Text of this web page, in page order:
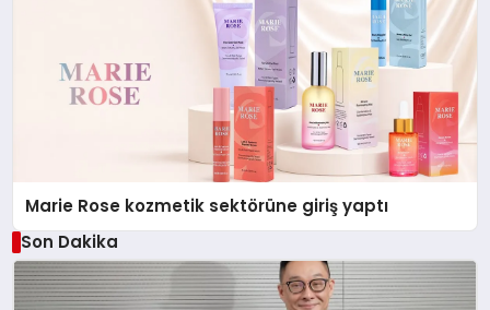
Marie Rose kozmetik sektörüne giriş yaptı
Son Dakika